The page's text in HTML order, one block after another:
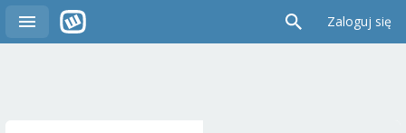
Zaloguj się